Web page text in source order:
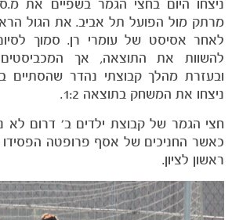
הקבוצות
ניצחו היום בחצי הגמר בשפיים את
מרתק מול הפועל תל אביב. את הגול
לאחר אסיסט של עומרי רן. סמוך
להשוות את התוצאה, אך
ובעזרת מהלך קבוצתי נהדר שהסתיים
ניצחו את המשחק בתוצאה 1:2.
חצי הגמר של קבוצת ילדים ב' דרום לא
ראשון לציון.